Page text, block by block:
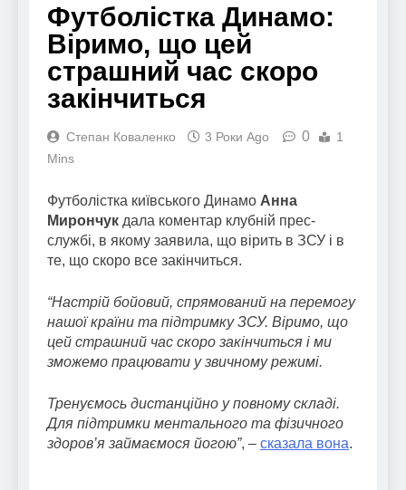
Футболістка Динамо:
Віримо, що цей
страшний час скоро
закінчиться
Степан Коваленко 3 Роки Ago 0
1
Mins
Футболістка київського Динамо Анна
Мирончук дала коментар клубній прес-
службі, в якому заявила, що вірить в ЗСУ і в
те, що скоро все закінчиться.
“Настрій бойовий, спрямований на перемогу
нашої країни та підтримку ЗСУ. Віримо, що
цей страшний час скоро закінчиться і ми
зможемо працювати у звичному режимі.
Тренуємось дистанційно у повному складі.
Для підтримки ментального та фізичного
здоров’я займаємося йогою”, – сказала вона.